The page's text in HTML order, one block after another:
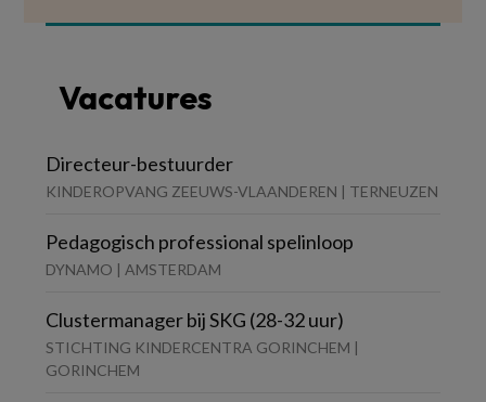
Vacatures
Directeur-bestuurder
KINDEROPVANG ZEEUWS-VLAANDEREN | TERNEUZEN
Pedagogisch professional spelinloop
DYNAMO | AMSTERDAM
Clustermanager bij SKG (28-32 uur)
STICHTING KINDERCENTRA GORINCHEM |
GORINCHEM